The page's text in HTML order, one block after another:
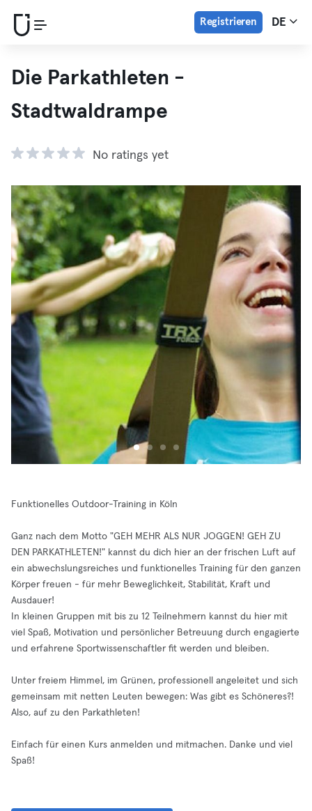
Registrieren DE
Die Parkathleten -
Stadtwaldrampe
No ratings yet
Funktionelles Outdoor-Training in Köln
Ganz nach dem Motto "GEH MEHR ALS NUR JOGGEN! GEH ZU
DEN PARKATHLETEN!" kannst du dich hier an der frischen Luft auf
ein abwechslungsreiches und funktionelles Training für den ganzen
Körper freuen - für mehr Beweglichkeit, Stabilität, Kraft und
Ausdauer!
In kleinen Gruppen mit bis zu 12 Teilnehmern kannst du hier mit
viel Spaß, Motivation und persönlicher Betreuung durch engagierte
und erfahrene Sportwissenschaftler fit werden und bleiben.
Unter freiem Himmel, im Grünen, professionell angeleitet und sich
gemeinsam mit netten Leuten bewegen: Was gibt es Schöneres?!
Also, auf zu den Parkathleten!
Einfach für einen Kurs anmelden und mitmachen. Danke und viel
Spaß!